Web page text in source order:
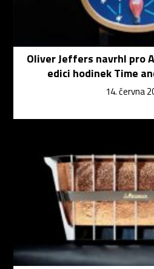
Oliver Jeffers navrhl pro
edici hodinek Time
14. června